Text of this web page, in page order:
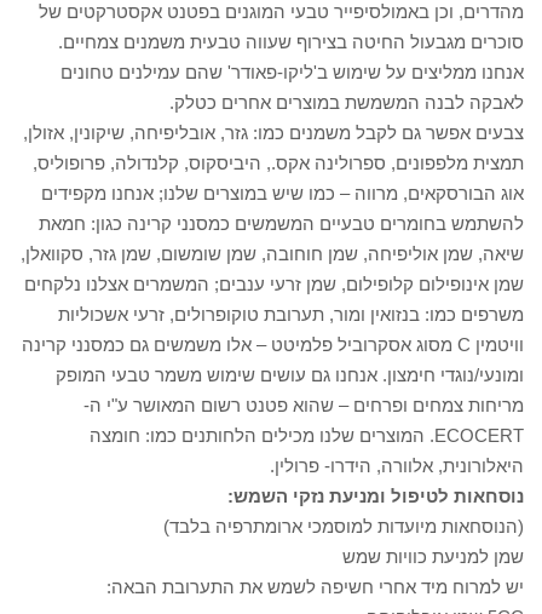
מהדרים, וכן באמולסיפייר טבעי המוגנים בפטנט אקסטרקטים של
סוכרים מגבעול החיטה בצירוף שעווה טבעית משמנים צמחיים.
אנחנו ממליצים על שימוש ב'ליקו-פאודר' שהם עמילנים טחונים
לאבקה לבנה המשמשת במוצרים אחרים כטלק.
צבעים אפשר גם לקבל משמנים כמו: גזר, אובליפיחה, שיקונין, אזולן,
תמצית מלפפונים, ספרולינה אקס., היביסקוס, קלנדולה, פרופוליס,
אוג הבורסקאים, מרווה – כמו שיש במוצרים שלנו; אנחנו מקפידים
להשתמש בחומרים טבעיים המשמשים כמסנני קרינה כגון: חמאת
שיאה, שמן אוליפיחה, שמן חוחובה, שמן שומשום, שמן גזר, סקוואלן,
שמן אינופילום קלופילום, שמן זרעי ענבים; המשמרים אצלנו נלקחים
משרפים כמו: בנזואין ומור, תערובת טוקופרולים, זרעי אשכוליות
וויטמין C מסוג אסקרוביל פלמיטט – אלו משמשים גם כמסנני קרינה
ומונעי/נוגדי חימצון. אנחנו גם עושים שימוש משמר טבעי המופק
מריחות צמחים ופרחים – שהוא פטנט רשום המאושר ע"י ה-
ECOCERT. המוצרים שלנו מכילים הלחותנים כמו: חומצה
היאלורונית, אלוורה, הידרו- פרולין.
נוסחאות לטיפול ומניעת נזקי השמש:
(הנוסחאות מיועדות למוסמכי ארומתרפיה בלבד)
שמן למניעת כוויות שמש
יש למרוח מיד אחרי חשיפה לשמש את התערובת הבאה: